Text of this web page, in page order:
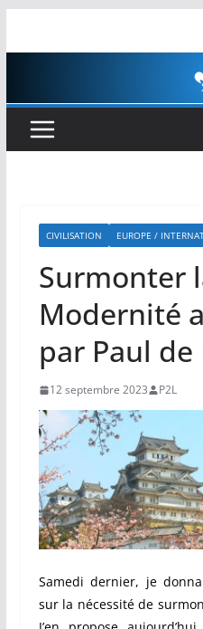
CIVILISATION EUROPE /
Surmonter
Modernité
par Paul
12 septembre 2023 P2L
Samedi dernier, je
sur la nécessité de